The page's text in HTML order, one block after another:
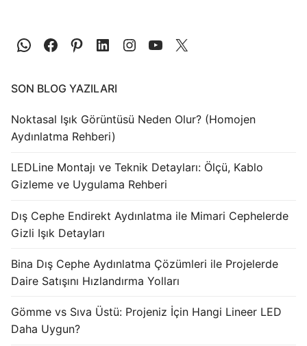
Sabit Gerilim Çubuk LED
Sabit Akım Çubuk LED
Alüminyum LED Profilleri
Plastik LED Profilleri
DMX Kontrol Sistemleri
LED Güç Kaynakları
SON BLOG YAZILARI
Noktasal Işık Görüntüsü Neden Olur? (Homojen
Aydınlatma Rehberi)
LEDLine Montajı ve Teknik Detayları: Ölçü, Kablo
Gizleme ve Uygulama Rehberi
Dış Cephe Endirekt Aydınlatma ile Mimari Cephelerde
Gizli Işık Detayları
Bina Dış Cephe Aydınlatma Çözümleri ile Projelerde
Daire Satışını Hızlandırma Yolları
Gömme vs Sıva Üstü: Projeniz İçin Hangi Lineer LED
Daha Uygun?